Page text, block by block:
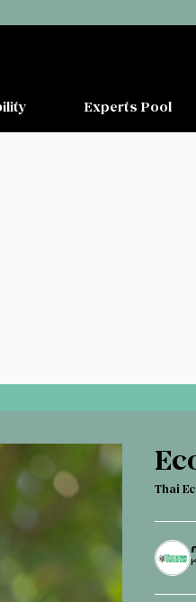
Experts Pool
Thai